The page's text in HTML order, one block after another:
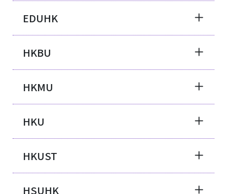
EDUHK
HKBU
HKMU
HKU
HKUST
HSUHK